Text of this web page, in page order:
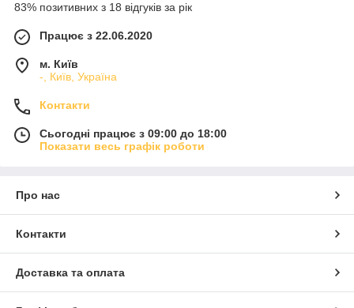
83% позитивних з 18 відгуків за рік
Працює з 22.06.2020
м. Київ
-, Київ, Україна
Контакти
Сьогодні працює з 09:00 до 18:00
Показати весь графік роботи
Про нас
Контакти
Доставка та оплата